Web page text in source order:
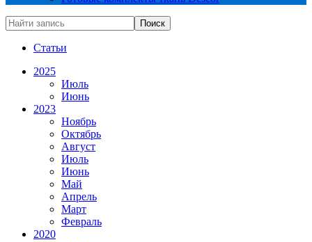
Статьи
2025
Июль
Июнь
2023
Ноябрь
Октябрь
Август
Июль
Июнь
Май
Апрель
Март
Февраль
2020